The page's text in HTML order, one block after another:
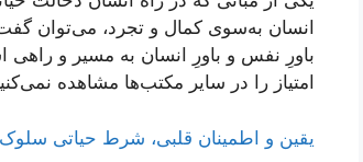
انسان به‌سوی کمال و تجرد، می‌توان
باورِ نفس و باورِ انسان به مسیر و
امتیاز را در سایر مکتب‌ها مشاهده
یقین و اطمینان قلبی، شرط حیاتی سلوک